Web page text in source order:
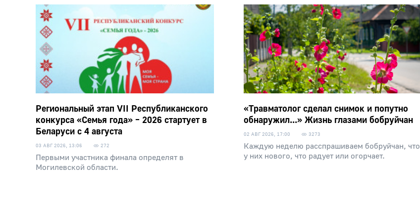
Региональный этап VII Республиканского
конкурса «Семья года» – 2026 стартует в
Беларуси с 4 августа
03 АВГ 2026, 13:06 272
Первыми участника финала определят в
Могилевской области.
«Травматолог сделал снимок и попутно
обнаружил...» Жизнь глазами бобруйчан
02 АВГ 2026, 17:00 3273
Каждую неделю расспрашиваем бобруйчан, что
у них нового, что радует или огорчает.